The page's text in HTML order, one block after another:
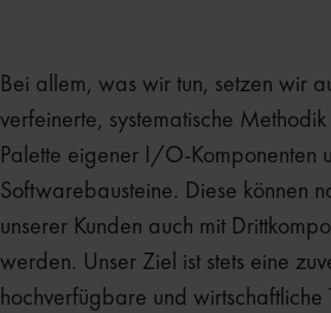
Bei allem, was wir tun, setzen wir
verfeinerte, systematische
Palette eigener I/O-Komponenten
Softwarebausteine. Diese können
unserer Kunden auch mit
werden. Unser Ziel ist stets eine
hochverfügbare und wirtschaftliche